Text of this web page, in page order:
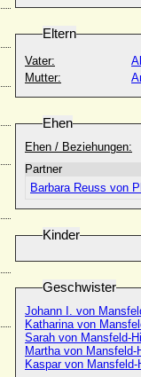
Eltern
Vater:
Mutter:
Ehen
Ehen / Beziehungen:
Partner
Barbara Reuss von
Kinder
Geschwister
Johann I. von
Katharina von
Sarah von Mansfeld-
Martha von Mansfeld-
Kaspar von